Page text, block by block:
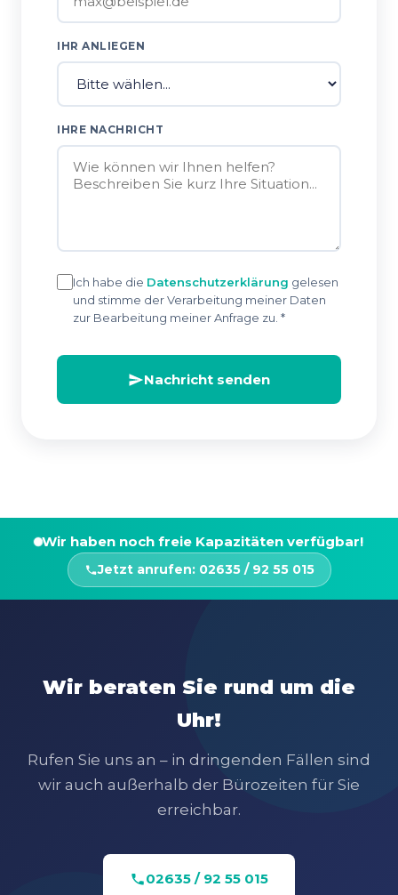
IHR ANLIEGEN
IHRE NACHRICHT
Ich habe die Datenschutzerklärung gelesen
und stimme der Verarbeitung meiner Daten
zur Bearbeitung meiner Anfrage zu. *
Nachricht senden
Wir haben noch freie Kapazitäten verfügbar!
Jetzt anrufen: 02635 / 92 55 015
Wir beraten Sie rund um die
Uhr!
Rufen Sie uns an – in dringenden Fällen sind
wir auch außerhalb der Bürozeiten für Sie
erreichbar.
02635 / 92 55 015